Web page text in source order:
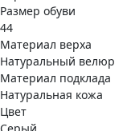
Размер обуви
44
Материал верха
Натуральный велюр
Материал подклада
Натуральная кожа
Цвет